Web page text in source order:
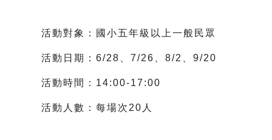
活動對象：國小五年級以上一般民眾
活動日期：6/28、7/26、8/2、9/20
活動時間：14:00-17:00
活動人數：每場次20人